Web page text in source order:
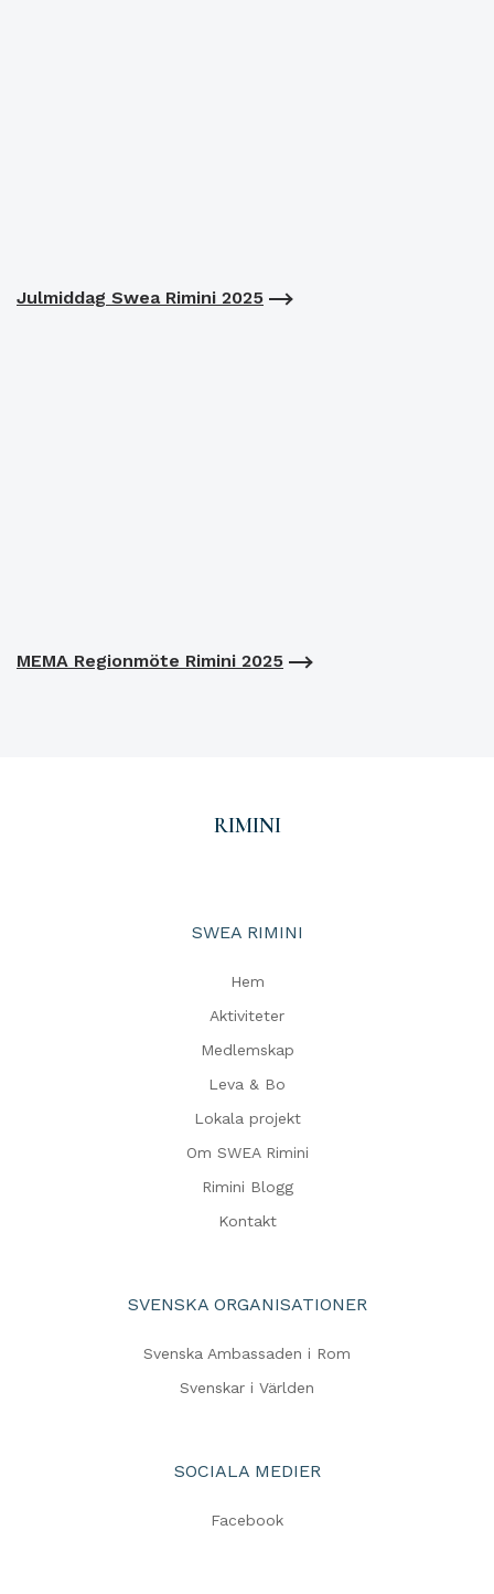
Julmiddag Swea Rimini 2025
MEMA Regionmöte Rimini 2025
RIMINI
SWEA RIMINI
Hem
Aktiviteter
Medlemskap
Leva & Bo
Lokala projekt
Om SWEA Rimini
Rimini Blogg
Kontakt
SVENSKA ORGANISATIONER
Svenska Ambassaden i Rom
Svenskar i Världen
SOCIALA MEDIER
Facebook